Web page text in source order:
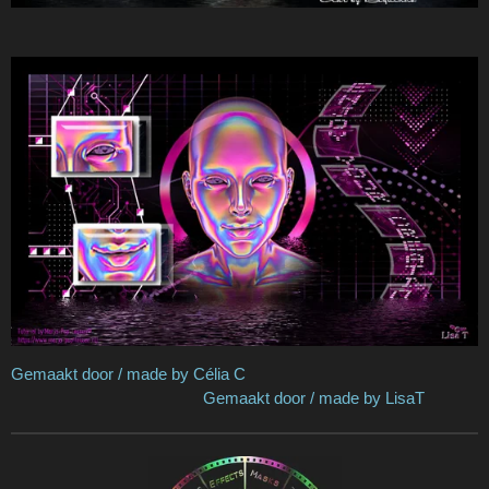
Gemaakt door / made by Célia C
Gemaakt door / made by LisaT